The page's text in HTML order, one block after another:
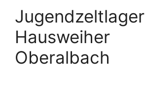
Hausweiher
Oberalbach